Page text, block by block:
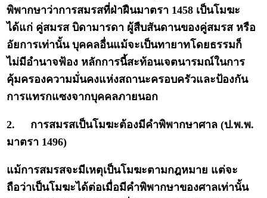
พิพากษาว่าการสมรสที่ฝ่าฝืนมาตรา 1458 เป็นโมฆะ
ได้แก่ คู่สมรส บิดามารดา ผู้สืบสันดานของคู่สมรส หรือ
อัยการเท่านั้น บุคคลอื่นแม้จะเป็นทายาทโดยธรรมก็
ไม่มีอำนาจฟ้อง หลักการนี้สะท้อนเจตนารมณ์ในการ
คุ้มครองความมั่นคงแห่งสถานะครอบครัวและป้องกัน
การแทรกแซงจากบุคคลภายนอก
2.
การสมรสเป็นโมฆะต้องมีคำพิพากษาศาล (ป.พ.พ.
มาตรา 1496)
แม้การสมรสจะมีเหตุเป็นโมฆะตามกฎหมาย แต่จะ
ถือว่าเป็นโมฆะได้ต่อเมื่อมีคำพิพากษาของศาลเท่านั้น